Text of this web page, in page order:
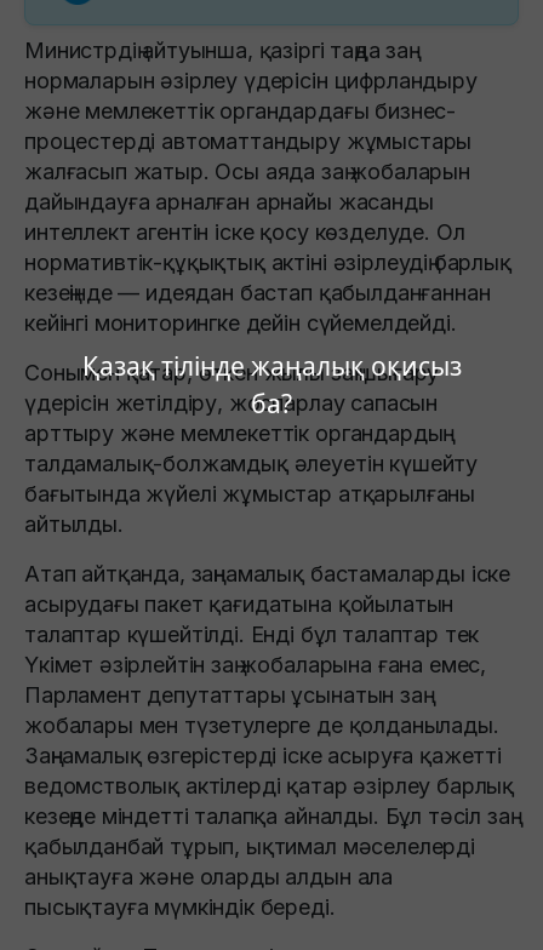
Қазақ тілінде жаңалық оқисыз
ба?
Министрдің айтуынша, қазіргі таңда заң
нормаларын әзірлеу үдерісін цифрландыру
және мемлекеттік органдардағы бизнес-
процестерді автоматтандыру жұмыстары
жалғасып жатыр. Осы аяда заң жобаларын
дайындауға арналған арнайы жасанды
интеллект агентін іске қосу көзделуде. Ол
нормативтік-құқықтық актіні әзірлеудің барлық
кезеңінде — идеядан бастап қабылданғаннан
кейінгі мониторингке дейін сүйемелдейді.
Сонымен қатар, өткен жылы заң шығару
үдерісін жетілдіру, жоспарлау сапасын
арттыру және мемлекеттік органдардың
талдамалық-болжамдық әлеуетін күшейту
бағытында жүйелі жұмыстар атқарылғаны
айтылды.
Атап айтқанда, заңнамалық бастамаларды іске
асырудағы пакет қағидатына қойылатын
талаптар күшейтілді. Енді бұл талаптар тек
Үкімет әзірлейтін заң жобаларына ғана емес,
Парламент депутаттары ұсынатын заң
жобалары мен түзетулерге де қолданылады.
Заңнамалық өзгерістерді іске асыруға қажетті
ведомстволық актілерді қатар әзірлеу барлық
кезеңде міндетті талапқа айналды. Бұл тәсіл заң
қабылданбай тұрып, ықтимал мәселелерді
анықтауға және оларды алдын ала
пысықтауға мүмкіндік береді.